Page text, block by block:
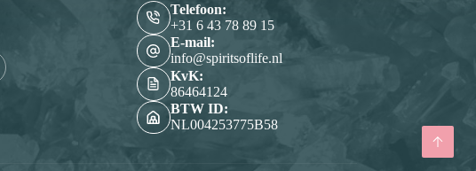
Telefoon:
‭+31 6 43 78 89 15‬
E-mail:
info@spiritsoflife.nl
KvK:
86464124
BTW ID:
NL004253775B58